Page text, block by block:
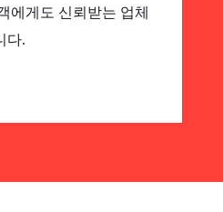
에게도 신뢰받는 업체
다.